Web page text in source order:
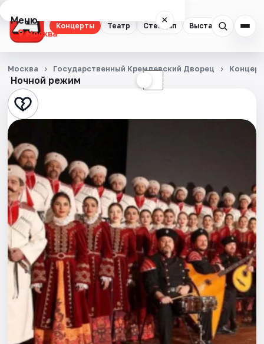
Концерты Театр Стендап Выставки
Меню ×
Москва
Концерты
Театр
Стендап
Выставки
Квесты
Экскурсии
Спорт
События
Города
Площадки
Ночной режим ☾
Москва Государственный Кремлевский Дворец